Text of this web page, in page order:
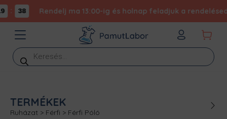
38 Rendelj ma 13:00-ig és holnap feladjuk a rendelésed
Products
search
TERMÉKEK
Ruházat > Férfi > Férfi Póló